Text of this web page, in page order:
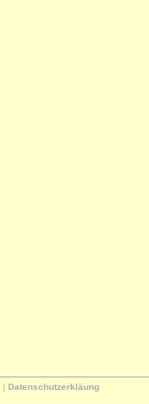
| Datenschutzerkläung